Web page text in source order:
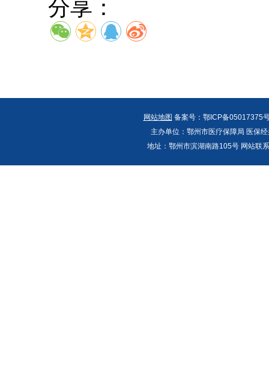
分享：
网站地图 备案号：鄂ICP备05017375
主办单位：鄂州市医疗保障局 医保
地址：鄂州市滨湖南路105号 网站